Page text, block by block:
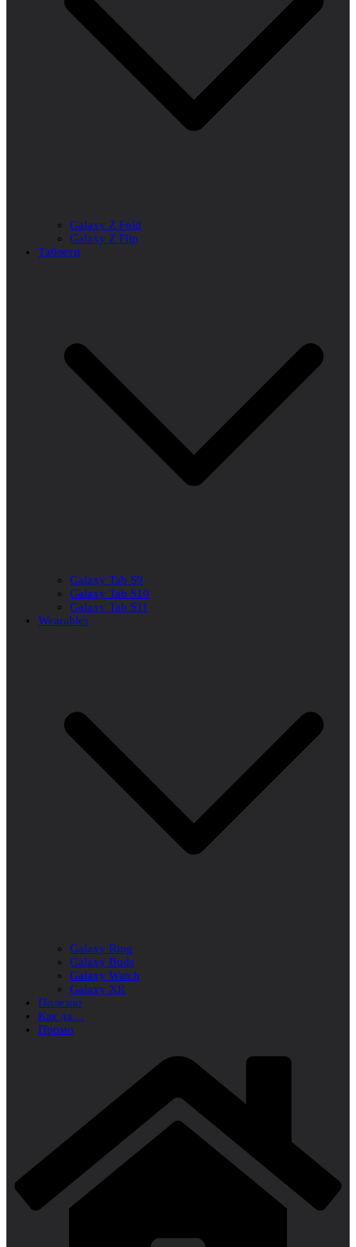
Galaxy Z Fold
Galaxy Z Flip
Таблети
Galaxy Tab S9
Galaxy Tab S10
Galaxy Tab S11
Wearables
Galaxy Ring
Galaxy Buds
Galaxy Watch
Galaxy XR
Полезно
Как да…
Промо